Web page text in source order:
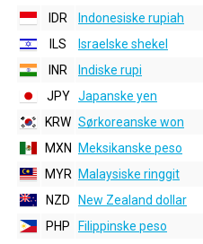
IDR
Indonesiske rupiah
ILS
Israelske shekel
INR
Indiske rupi
JPY Japanske yen
KRW Sørkoreanske won
MXN
Meksikanske peso
MYR
Malaysiske ringgit
NZD
New Zealand dollar
PHP
Filippinske peso